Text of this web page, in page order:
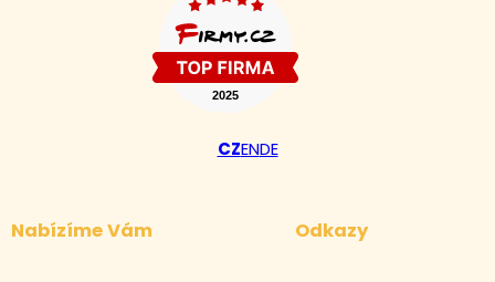
CZENDE
Nabízíme Vám Odkazy